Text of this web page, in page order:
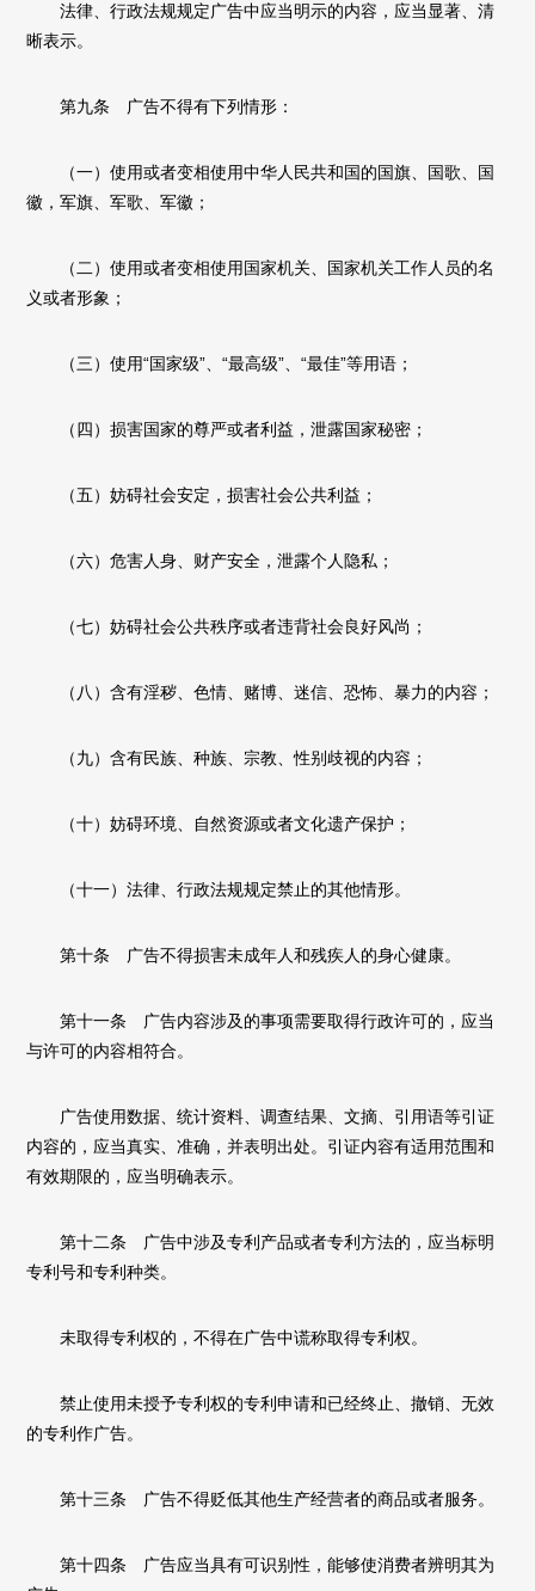
法律、行政法规规定广告中应当明示的内容，应当显著、清
晰表示。
第九条 广告不得有下列情形：
（一）使用或者变相使用中华人民共和国的国旗、国歌、国
徽，军旗、军歌、军徽；
（二）使用或者变相使用国家机关、国家机关工作人员的名
义或者形象；
（三）使用“国家级”、“最高级”、“最佳”等用语；
（四）损害国家的尊严或者利益，泄露国家秘密；
（五）妨碍社会安定，损害社会公共利益；
（六）危害人身、财产安全，泄露个人隐私；
（七）妨碍社会公共秩序或者违背社会良好风尚；
（八）含有淫秽、色情、赌博、迷信、恐怖、暴力的内容；
（九）含有民族、种族、宗教、性别歧视的内容；
（十）妨碍环境、自然资源或者文化遗产保护；
（十一）法律、行政法规规定禁止的其他情形。
第十条 广告不得损害未成年人和残疾人的身心健康。
第十一条 广告内容涉及的事项需要取得行政许可的，应当
与许可的内容相符合。
广告使用数据、统计资料、调查结果、文摘、引用语等引证
内容的，应当真实、准确，并表明出处。引证内容有适用范围和
有效期限的，应当明确表示。
第十二条 广告中涉及专利产品或者专利方法的，应当标明
专利号和专利种类。
未取得专利权的，不得在广告中谎称取得专利权。
禁止使用未授予专利权的专利申请和已经终止、撤销、无效
的专利作广告。
第十三条 广告不得贬低其他生产经营者的商品或者服务。
第十四条 广告应当具有可识别性，能够使消费者辨明其为